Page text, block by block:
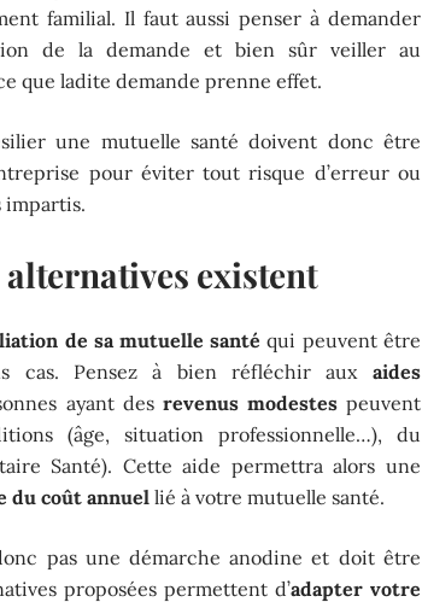
familial. Il faut aussi penser à demander
de la demande et bien sûr veiller au
que ladite demande prenne effet.
une mutuelle santé doivent donc être
pour éviter tout risque d’erreur ou
impartis.
existent
de sa mutuelle santé qui peuvent être
cas. Pensez à bien réfléchir aux aides
ayant des revenus modestespeuvent
(âge, situation professionnelle…), du
Santé). Cette aide permettra alors une
du coût annuel lié à votre mutuelle santé.
pas une démarche anodine et doit être
proposées permettent d’adapter votre